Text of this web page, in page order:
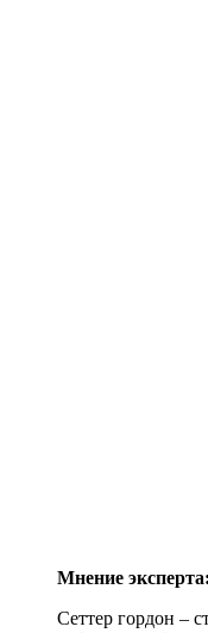
Мнение эксперта:
Сеттер гордон –